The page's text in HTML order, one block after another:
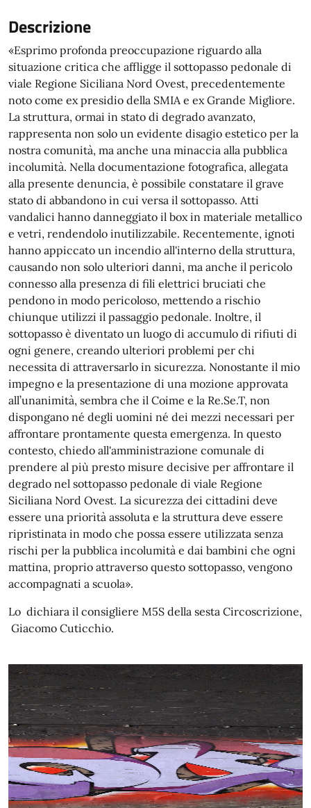
Descrizione
«Esprimo profonda preoccupazione riguardo alla
situazione critica che affligge il sottopasso pedonale di
viale Regione Siciliana Nord Ovest, precedentemente
noto come ex presidio della SMIA e ex Grande Migliore.
La struttura, ormai in stato di degrado avanzato,
rappresenta non solo un evidente disagio estetico per la
nostra comunità, ma anche una minaccia alla pubblica
incolumità. Nella documentazione fotografica, allegata
alla presente denuncia, è possibile constatare il grave
stato di abbandono in cui versa il sottopasso. Atti
vandalici hanno danneggiato il box in materiale metallico
e vetri, rendendolo inutilizzabile. Recentemente, ignoti
hanno appiccato un incendio all'interno della struttura,
causando non solo ulteriori danni, ma anche il pericolo
connesso alla presenza di fili elettrici bruciati che
pendono in modo pericoloso, mettendo a rischio
chiunque utilizzi il passaggio pedonale. Inoltre, il
sottopasso è diventato un luogo di accumulo di rifiuti di
ogni genere, creando ulteriori problemi per chi
necessita di attraversarlo in sicurezza. Nonostante il mio
impegno e la presentazione di una mozione approvata
all’unanimità, sembra che il Coime e la Re.Se.T, non
dispongano né degli uomini né dei mezzi necessari per
affrontare prontamente questa emergenza. In questo
contesto, chiedo all'amministrazione comunale di
prendere al più presto misure decisive per affrontare il
degrado nel sottopasso pedonale di viale Regione
Siciliana Nord Ovest. La sicurezza dei cittadini deve
essere una priorità assoluta e la struttura deve essere
ripristinata in modo che possa essere utilizzata senza
rischi per la pubblica incolumità e dai bambini che ogni
mattina, proprio attraverso questo sottopasso, vengono
accompagnati a scuola».
Lo dichiara il consigliere M5S della sesta Circoscrizione,
Giacomo Cuticchio.